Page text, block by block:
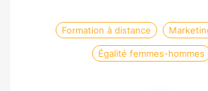
Formation à distance
Égalité femmes-hommes